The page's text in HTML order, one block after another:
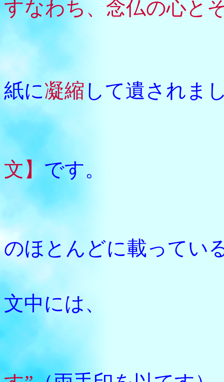
すなわち、念仏の心と
・・・
その本
紙に凝縮 して遺されま
こ
文】 です。
浄土宗
のほとんどに載ってい
この一
文中には、